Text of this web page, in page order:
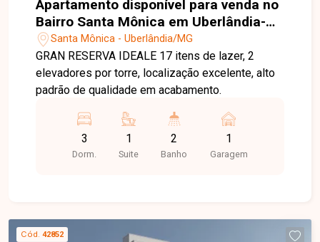
Apartamento disponível para venda no
Bairro Santa Mônica em Uberlândia-
MGSanta Mônica - Uberlândia/MG
GRAN RESERVA IDEALE 17 itens de lazer, 2
elevadores por torre, localização excelente, alto
padrão de qualidade em acabamento.
3
Dorm.
1
Suite
2
Banho
1
Garagem
Cód. 42852